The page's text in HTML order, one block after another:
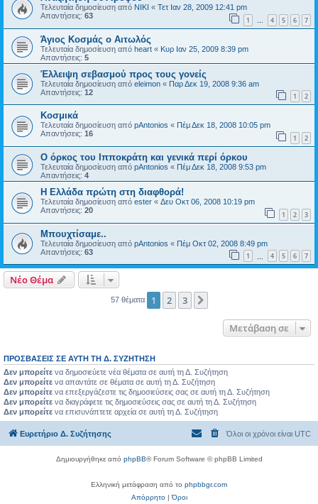
Τελευταία δημοσίευση από NIKI « Τετ Ιαν 28, 2009 12:41 pm
Απαντήσεις: 63 1 … 4 5 6 7
Άγιος Κοσμάς ο Αιτωλός
Τελευταία δημοσίευση από heart « Κυρ Ιαν 25, 2009 8:39 pm
Απαντήσεις: 5
Έλλειψη σεβασμού προς τους γονείς
Τελευταία δημοσίευση από eleimon « Παρ Δεκ 19, 2008 9:36 am
Απαντήσεις: 12 1 2
Κοσμικά
Τελευταία δημοσίευση από pAntonios « Πέμ Δεκ 18, 2008 10:05 pm
Απαντήσεις: 16 1 2
Ο όρκος του Ιπποκράτη και γενικά περί όρκου
Τελευταία δημοσίευση από pAntonios « Πέμ Δεκ 18, 2008 9:53 pm
Απαντήσεις: 4
Η Ελλάδα πρώτη στη διαφθορά!
Τελευταία δημοσίευση από ester « Δευ Οκτ 06, 2008 10:19 pm
Απαντήσεις: 20 1 2 3
Μπουχτίσαμε..
Τελευταία δημοσίευση από pAntonios « Πέμ Οκτ 02, 2008 8:49 pm
Απαντήσεις: 63 1 4 5 6 7
Νέο Θέμα
57 θέματα 1 2 3
Μετάβαση σε
ΠΡΟΣΒΆΣΕΙΣ ΣΕ ΑΥΤΉ ΤΗ Δ. ΣΥΖΉΤΗΣΗ
Δεν μπορείτε να δημοσιεύετε νέα θέματα σε αυτή τη Δ. Συζήτηση
Δεν μπορείτε να απαντάτε σε θέματα σε αυτή τη Δ. Συζήτηση
Δεν μπορείτε να επεξεργάζεστε τις δημοσιεύσεις σας σε αυτή τη Δ. Συζήτηση
Δεν μπορείτε να διαγράφετε τις δημοσιεύσεις σας σε αυτή τη Δ. Συζήτηση
Δεν μπορείτε να επισυνάπτετε αρχεία σε αυτή τη Δ. Συζήτηση
Ευρετήριο Δ. Συζήτησης Όλοι οι χρόνοι είναι UTC
Δημιουργήθηκε από phpBB® Forum Software © phpBB Limited
Ελληνική μετάφραση από το phpbbgr.com
Απόρρητο|Όροι